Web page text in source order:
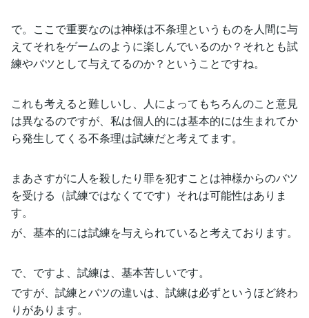
で。ここで重要なのは神様は不条理というものを人間に与
えてそれをゲームのように楽しんでいるのか？それとも試
練やバツとして与えてるのか？ということですね。
これも考えると難しいし、人によってもちろんのこと意見
は異なるのですが、私は個人的には基本的には生まれてか
ら発生してくる不条理は試練だと考えてます。
まあさすがに人を殺したり罪を犯すことは神様からのバツ
を受ける（試練ではなくてです）それは可能性はありま
す。
が、基本的には試練を与えられていると考えております。
で、ですよ、試練は、基本苦しいです。
ですが、試練とバツの違いは、試練は必ずというほど終わ
りがあります。